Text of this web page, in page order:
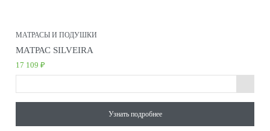
МАТРАСЫ И ПОДУШКИ
МАТРАС SILVEIRA
17 109 ₽
Узнать подробнее